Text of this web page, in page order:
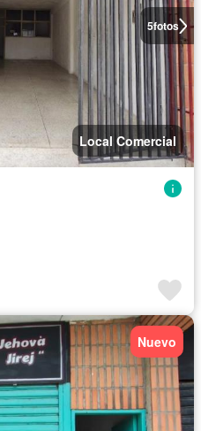
5fotos
Local Comercial
Nuevo